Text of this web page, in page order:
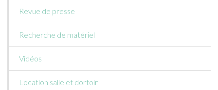
Revue de presse
Recherche de matériel
Vidéos
Location salle et dortoir